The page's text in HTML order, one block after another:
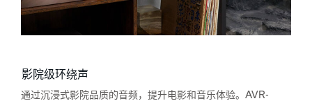
影院级环绕声
通过沉浸式影院品质的音频，提升电影和音乐体验。AVR-